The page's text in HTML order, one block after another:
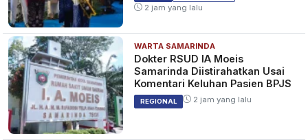
2 jam yang lalu
WARTA SAMARINDA
Dokter RSUD IA Moeis
Samarinda Diistirahatkan Usai
Komentari Keluhan Pasien BPJS
REGIONAL 2 jam yang lalu